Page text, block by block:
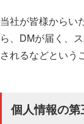
当社が皆様からい
ら、DMが届く、
されるなどという
個人情報の